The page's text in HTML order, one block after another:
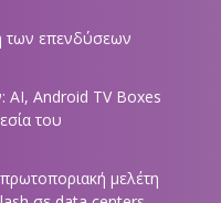
των επενδύσεων
AI, Android TV Boxes
του
μελέτη